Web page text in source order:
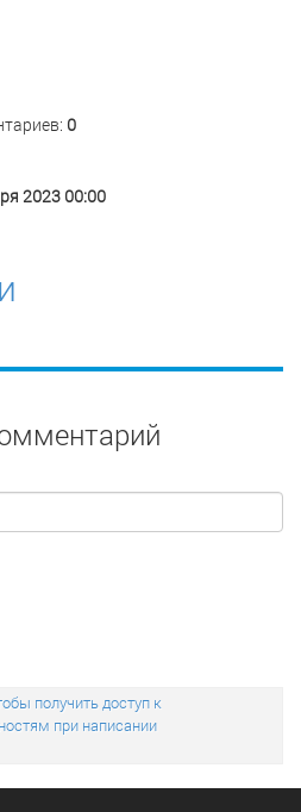
0
2023 00:00
получить доступ к
при написании